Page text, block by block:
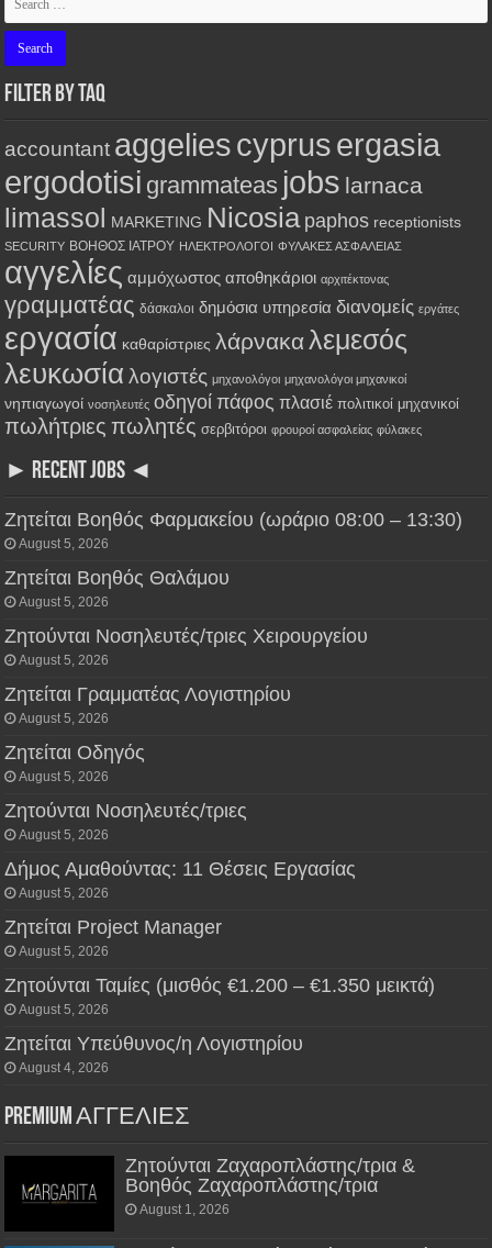
FILTER BY TAQ
accountant aggeliescyprusergasia
ergodotisi grammateas jobs larnaca
limassol MARKETING Nicosia paphos receptionists
SECURITY ΒΟΗΘΟΣ ΙΑΤΡΟΥ ΗΛΕΚΤΡΟΛΟΓΟΙ ΦΥΛΑΚΕΣ ΑΣΦΑΛΕΙΑΣ
αγγελίες αμμόχωστος αποθηκάριοι αρχιτέκτονας
γραμματέας δάσκαλοι δημόσια υπηρεσία διανομείς εργάτες
εργασία καθαρίστριες λάρνακα λεμεσός
λευκωσία λογιστές μηχανολόγοι μηχανολόγοι μηχανικοί
νηπιαγωγοί νοσηλευτές οδηγοί πάφος πλασιέ πολιτικοί μηχανικοί
πωλήτριες πωλητές σερβιτόροι φρουροί ασφαλείας φύλακες
► RECENT JOBS ◄
Ζητείται Βοηθός Φαρμακείου (ωράριο 08:00 – 13:30)
August 5, 2026
Ζητείται Βοηθός Θαλάμου
August 5, 2026
Ζητούνται Νοσηλευτές/τριες Χειρουργείου
August 5, 2026
Ζητείται Γραμματέας Λογιστηρίου
August 5, 2026
Ζητείται Οδηγός
August 5, 2026
Ζητούνται Νοσηλευτές/τριες
August 5, 2026
Δήμος Αμαθούντας: 11 Θέσεις Εργασίας
August 5, 2026
Ζητείται Project Manager
August 5, 2026
Ζητούνται Ταμίες (μισθός €1.200 – €1.350 μεικτά)
August 5, 2026
Ζητείται Υπεύθυνος/η Λογιστηρίου
August 4, 2026
PREMIUM ΑΓΓΕΛΙΕΣ
Ζητούνται Ζαχαροπλάστης/τρια &
Βοηθός Ζαχαροπλάστης/τρια
August 1, 2026